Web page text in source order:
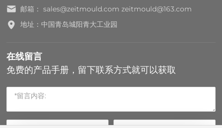
邮箱：sales@zeitmould.com zeitmould@163.com
地址：中国青岛城阳青大工业园
在线留言
免费的产品手册，留下联系方式就可以获取